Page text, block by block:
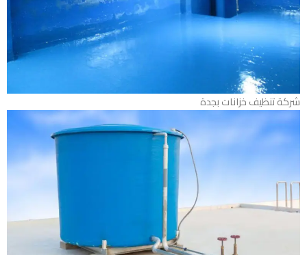
شركة تنظيف خزانات بجدة